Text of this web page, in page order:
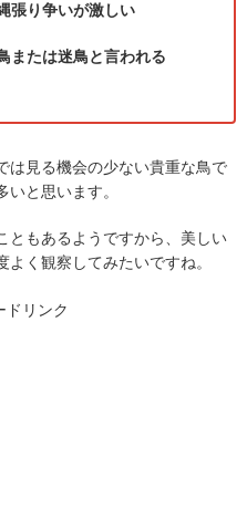
張り争いが激しい
または迷鳥と言われる
は見る機会の少ない貴重な鳥で
と思います。
ともあるようですから、美しい
く観察してみたいですね。
ドリンク